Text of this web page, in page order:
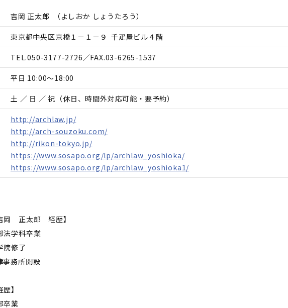
吉岡 正太郎 （よしおか しょうたろう）
東京都中央区京橋１－１－９ 千疋屋ビル４階
TEL.050-3177-2726／FAX.03-6265-1537
平日 10:00～18:00
土 ／ 日 ／ 祝（休日、時間外対応可能・要予約）
http://archlaw.jp/
http://arch-souzoku.com/
http://rikon-tokyo.jp/
https://www.sosapo.org/lp/archlaw_yoshioka/
https://www.sosapo.org/lp/archlaw_yoshioka1/
岡 正太郎 経歴】
法学科卒業
院修了
事務所開設
】
卒業